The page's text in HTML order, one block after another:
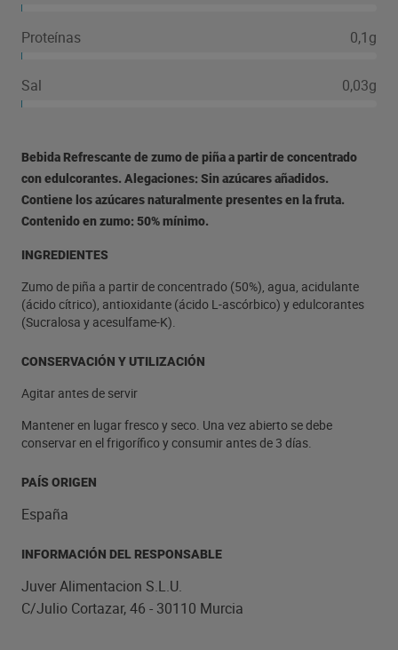
Proteínas 0,1g
Sal 0,03g
Bebida Refrescante de zumo de piña a partir de concentrado
con edulcorantes. Alegaciones: Sin azúcares añadidos.
Contiene los azúcares naturalmente presentes en la fruta.
Contenido en zumo: 50% mínimo.
INGREDIENTES
Zumo de piña a partir de concentrado (50%), agua, acidulante
(ácido cítrico), antioxidante (ácido L-ascórbico) y edulcorantes
(Sucralosa y acesulfame-K).
CONSERVACIÓN Y UTILIZACIÓN
Agitar antes de servir
Mantener en lugar fresco y seco. Una vez abierto se debe
conservar en el frigorífico y consumir antes de 3 días.
PAÍS ORIGEN
España
INFORMACIÓN DEL RESPONSABLE
Juver Alimentacion S.L.U.
C/Julio Cortazar, 46 - 30110 Murcia